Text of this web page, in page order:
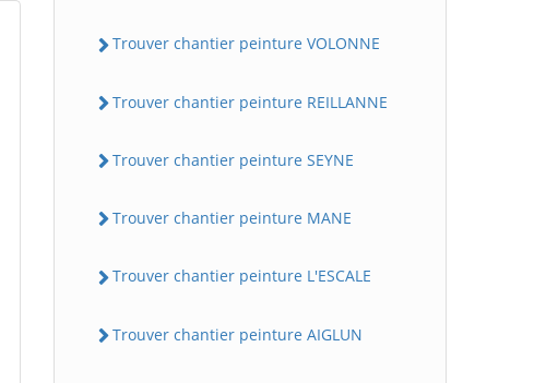
Trouver chantier peinture VOLONNE
Trouver chantier peinture REILLANNE
Trouver chantier peinture SEYNE
Trouver chantier peinture MANE
Trouver chantier peinture L'ESCALE
Trouver chantier peinture AIGLUN